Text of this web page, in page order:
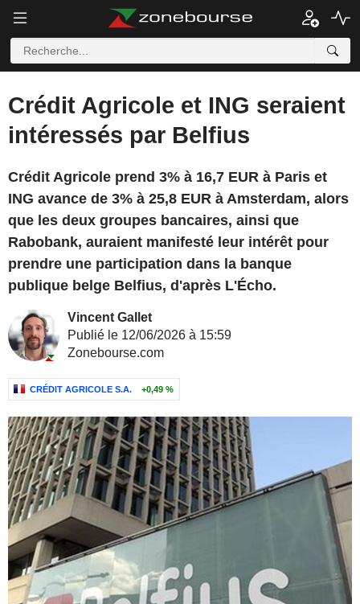
Crédit Agricole et ING seraient
intéressés par Belfius
Crédit Agricole prend 3% à 16,7 EUR à Paris et
ING avance de 3% à 25,8 EUR à Amsterdam, alors
que les deux groupes bancaires, ainsi que
Rabobank, auraient manifesté leur intérêt pour
prendre une participation dans la banque
publique belge Belfius, d'après L'Écho.
Vincent Gallet
Publié le 12/06/2026 à 15:59
Zonebourse.com
CRÉDIT AGRICOLE S.A. +0,49 %